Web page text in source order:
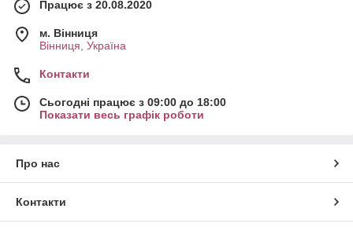
Працює з 20.08.2020
м. Вінниця
Вінниця, Україна
Контакти
Сьогодні працює з 09:00 до 18:00
Показати весь графік роботи
Про нас
Контакти